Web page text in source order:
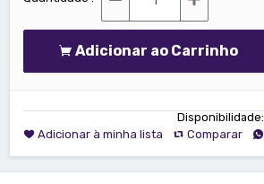
Adicionar ao Carrinho
Disponibilidade:
Adicionar à minha lista Comparar